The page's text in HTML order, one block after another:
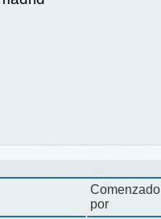
Comenzado
por